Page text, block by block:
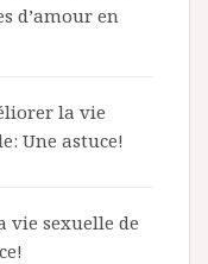
d’amour en
la vie
Une astuce!
vie sexuelle de